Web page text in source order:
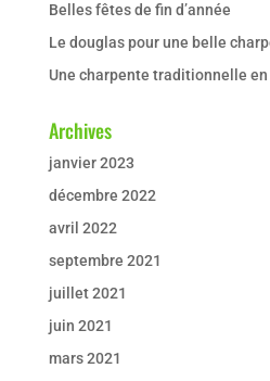
Belles fêtes de fin d’année
Le douglas pour une belle
Une charpente traditionnelle
Archives
janvier 2023
décembre 2022
avril 2022
septembre 2021
juillet 2021
juin 2021
mars 2021